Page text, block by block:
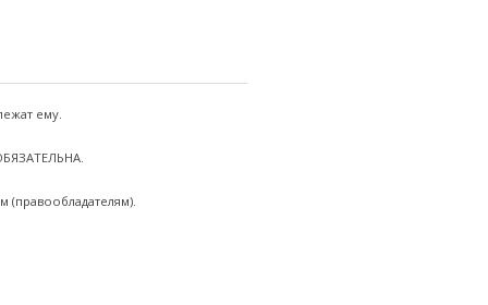
ему.
(правообладателям).